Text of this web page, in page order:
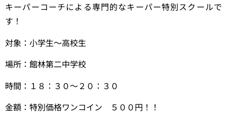
キーパーコーチによる専門的なキーパー特別スクールで
す！
対象：小学生〜高校生
場所：館林第二中学校
時間：１８：３０〜２０：３０
金額：特別価格ワンコイン ５００円！！